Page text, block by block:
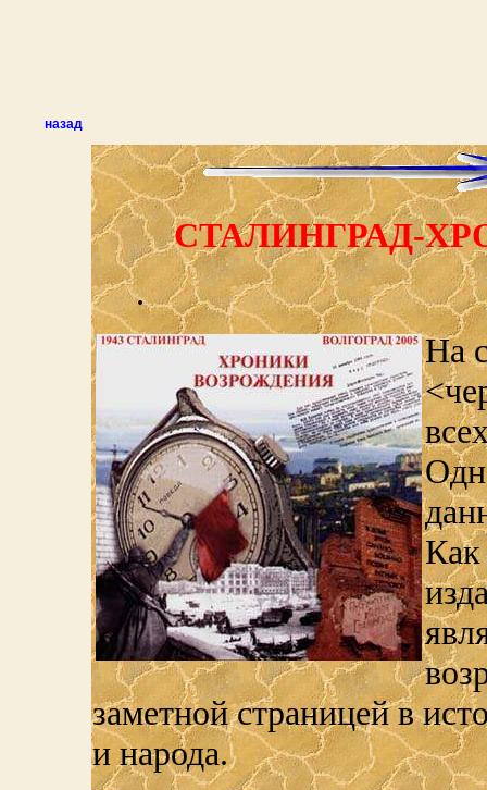
назад
СТАЛИНГРАД-
.
На
Как
заметной страницей в
и народа.